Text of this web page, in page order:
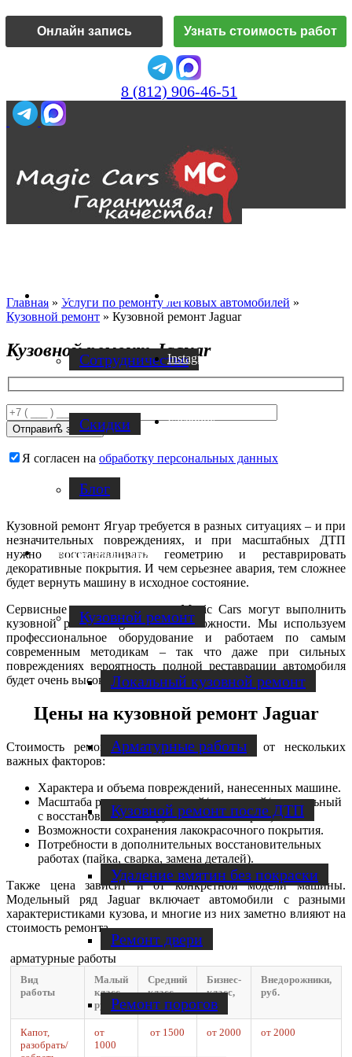
Онлайн запись Узнать стоимость работ
8 (812) 906-46-51
О нас
Cотрудничество
Скидки
Блог
Услуги по ремонту авто
Кузовной ремонт
Локальный кузовной ремонт
Арматурные работы
Кузовной ремонт после ДТП
Удаление вмятин без покраски
Ремонт двери
Ремонт порогов
Instagram
Facebook
Главная » Услуги по ремонту легковых автомобилей »
Кузовной ремонт » Кузовной ремонт Jaguar
Кузовной ремонт Jaguar
Я согласен на обработку персональных данных
Кузовной ремонт Ягуар требуется в разных ситуациях – и при
незначительных повреждениях, и при масштабных ДТП
нужно восстанавливать геометрию и реставрировать
декоративные покрытия. И чем серьезнее авария, тем сложнее
будет вернуть машину в исходное состояние.
Сервисные центры компании Magic Cars могут выполнить
кузовной ремонт Jaguar любой сложности. Мы используем
профессиональное оборудование и работаем по самым
современным методикам – так что даже при сильных
повреждениях вероятность полной реставрации автомобиля
будет очень высокой!
Цены на кузовной ремонт Jaguar
Стоимость ремонта кузова Ягуар зависит от нескольких
важных факторов:
Характера и объема повреждений, нанесенных машине.
Масштаба ремонта (локальный/частичный/капитальный
с восстановлением нарушенной геометрии).
Возможности сохранения лакокрасочного покрытия.
Потребности в дополнительных восстановительных
работах (пайка, сварка, замена деталей).
Также цена зависит и от конкретной модели машины.
Модельный ряд Jaguar включает автомобили с разными
характеристиками кузова, и многие из них заметно влияют на
стоимость ремонта.
арматурные работы
Вид
работы
Малый
класс,
руб.
Средний
класс,
руб.
Бизнес-
класс,
руб.
Внедорожники,
руб.
Капот,
разобрать/
от
1000
от 1500 от 2000 от 2000